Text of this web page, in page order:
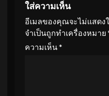
ใส่ความเห็น
อีเมลของคุณจะไม่แสดง
จำเป็นถูกทำเครื่องหมาย
ความเห็น*